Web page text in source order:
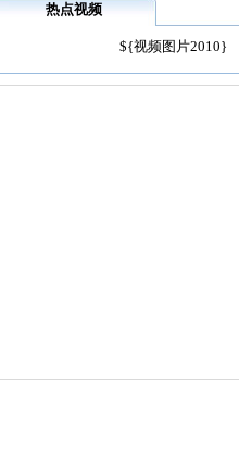
热点视频
${视频图片2010}